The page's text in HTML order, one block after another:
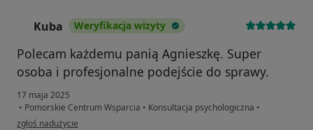
Kuba Weryfikacja wizyty
Polecam każdemu panią Agnieszkę. Super
osoba i profesjonalne podejście do sprawy.
17 maja 2025
• Pomorskie Centrum Wsparcia • Konsultacja psychologiczna •
w opinii użytkownika Kuba
zgłoś nadużycie